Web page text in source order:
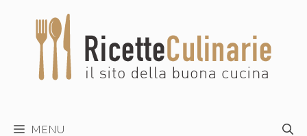
contenuto
MENU